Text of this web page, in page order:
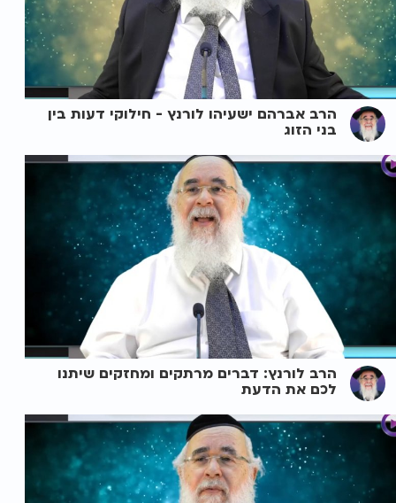
הרב אברהם ישעיהו לורנץ - חילוקי דעות בין
בני הזוג
הרב לורנץ: דברים מרתקים ומחזקים שיתנו
לכם את הדעת